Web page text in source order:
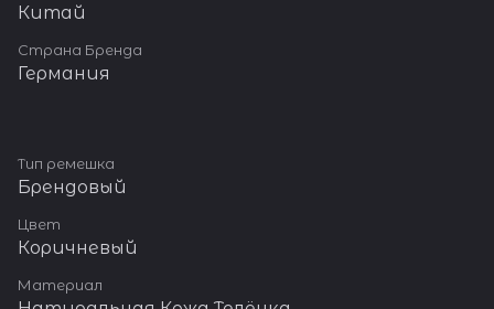
Китай
Страна Бренда
Германия
Тип ремешка
Брендовый
Цвет
Коричневый
Материал